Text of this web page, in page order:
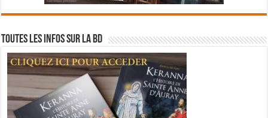
Toutes les infos sur la BD